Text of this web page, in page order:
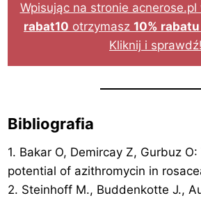
Wpisując na stronie acnerose.pl
rabat10 otrzymasz 10% rabatu
Kliknij i sprawdź!
Bibliografia
1. Bakar O, Demircay Z, Gurbuz
potential of azithromycin in
2. Steinhoff M., Buddenkotte J.,